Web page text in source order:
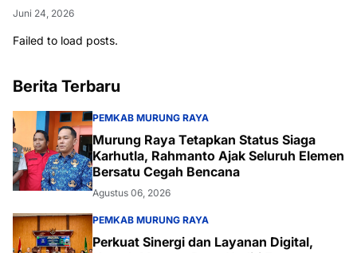
Juni 24, 2026
Failed to load posts.
Berita Terbaru
PEMKAB MURUNG RAYA
Murung Raya Tetapkan Status Siaga
Karhutla, Rahmanto Ajak Seluruh Elemen
Bersatu Cegah Bencana
Agustus 06, 2026
PEMKAB MURUNG RAYA
Perkuat Sinergi dan Layanan Digital,